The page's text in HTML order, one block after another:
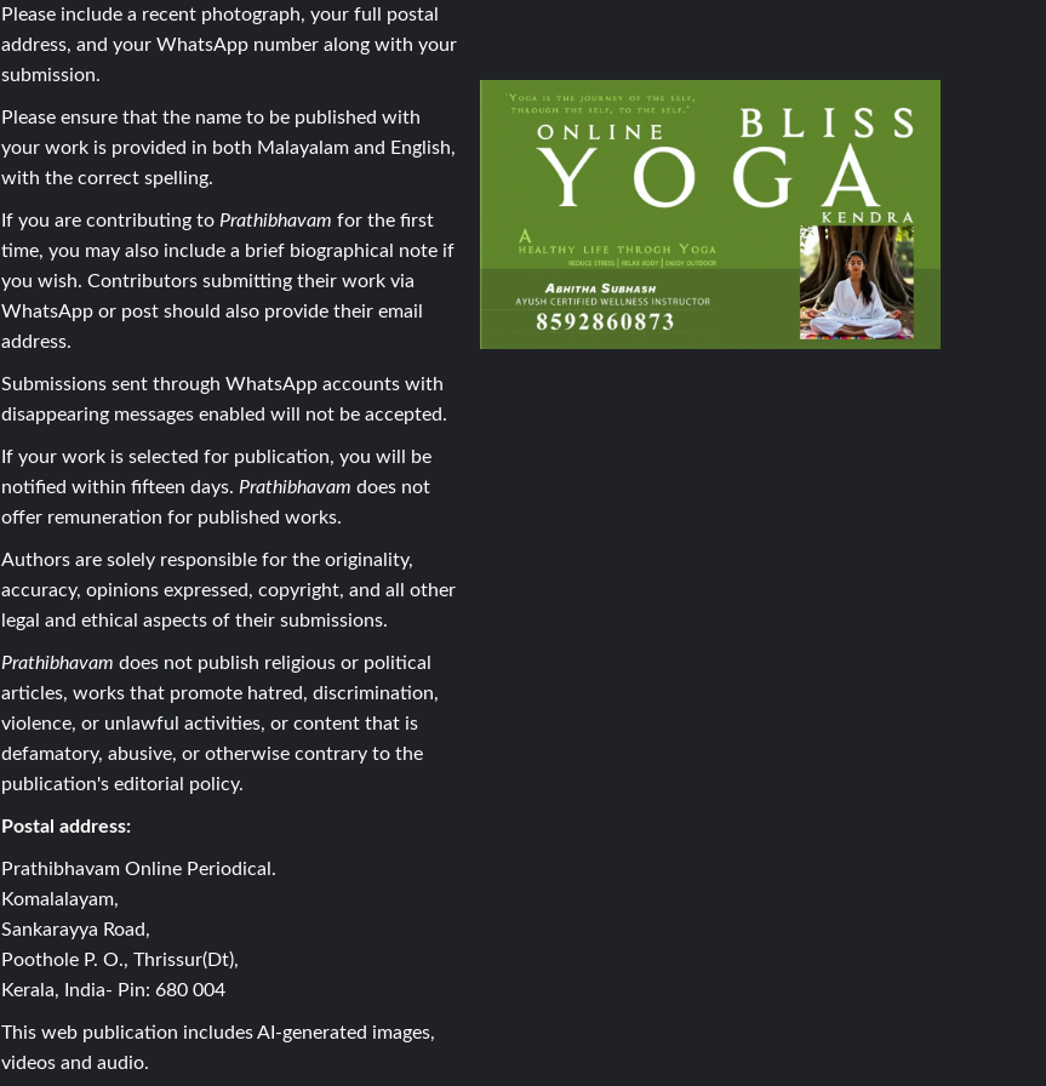
Please include a recent photograph, your full postal
address, and your WhatsApp number along with your
submission.
Please ensure that the name to be published with
your work is provided in both Malayalam and English,
with the correct spelling.
If you are contributing to Prathibhavam for the first
time, you may also include a brief biographical note if
you wish. Contributors submitting their work via
WhatsApp or post should also provide their email
address.
Submissions sent through WhatsApp accounts with
disappearing messages enabled will not be accepted.
If your work is selected for publication, you will be
notified within fifteen days. Prathibhavam does not
offer remuneration for published works.
Authors are solely responsible for the originality,
accuracy, opinions expressed, copyright, and all other
legal and ethical aspects of their submissions.
Prathibhavam does not publish religious or political
articles, works that promote hatred, discrimination,
violence, or unlawful activities, or content that is
defamatory, abusive, or otherwise contrary to the
publication's editorial policy.
Postal address:
Prathibhavam Online Periodical.
Komalalayam,
Sankarayya Road,
Poothole P. O., Thrissur(Dt),
Kerala, India- Pin: 680 004
This web publication includes AI-generated images,
videos and audio.